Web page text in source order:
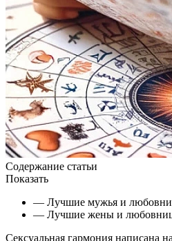
Содержание статьи
Показать
— Лучшие мужья и
— Лучшие жены и
Сексуальная гармония написана